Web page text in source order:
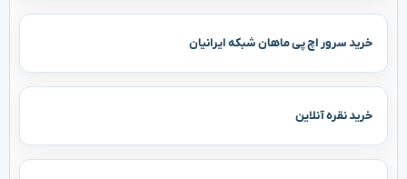
خرید سرور اچ پی ماهان شبکه ایرانیان
خرید نقره آنلاین